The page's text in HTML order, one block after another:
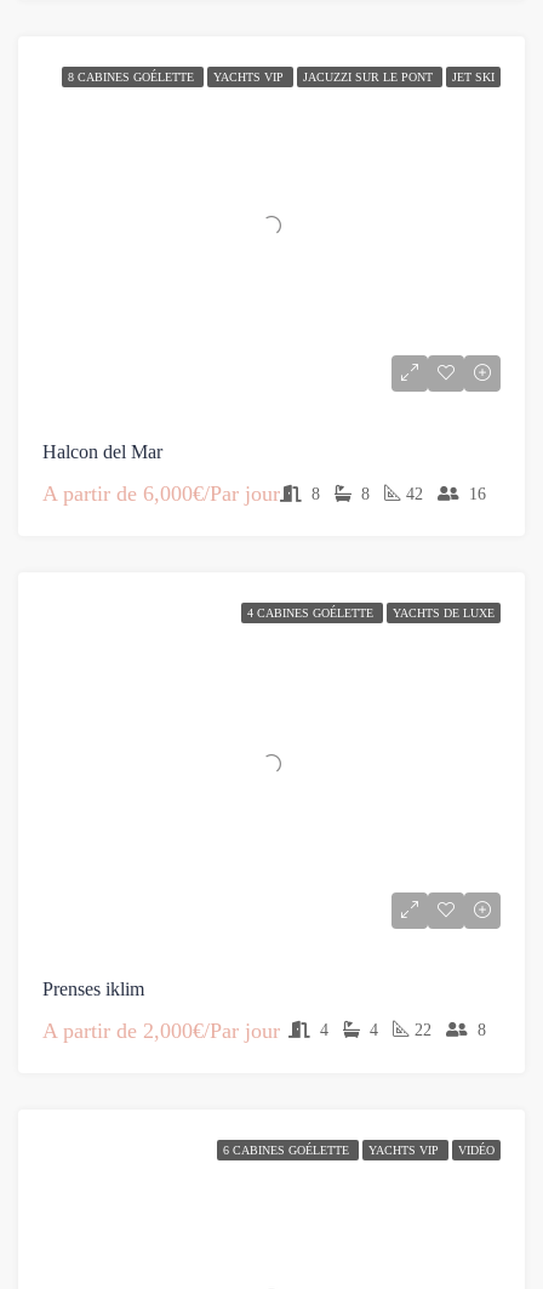
8 CABINES GOÉLETTE YACHTS VIP JACUZZI SUR LE PONT JET SKI
Halcon del Mar
A partir de 6,000€/Par jour 8 8 42 16
4 CABINES GOÉLETTE YACHTS DE LUXE
Prenses iklim
A partir de 2,000€/Par jour 4 4 22 8
6 CABINES GOÉLETTE YACHTS VIP VIDÉO